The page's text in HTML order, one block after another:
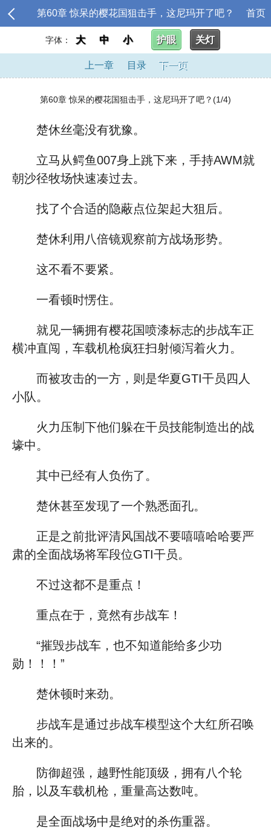
第60章 惊呆的樱花国狙击手，这尼玛开了吧？ 首页
字体： 大 中 小 护眼 关灯
上一章 目录 下一页
第60章 惊呆的樱花国狙击手，这尼玛开了吧？(1/4)
楚休丝毫没有犹豫。
立马从鳄鱼007身上跳下来，手持AWM就
朝沙径牧场快速凑过去。
找了个合适的隐蔽点位架起大狙后。
楚休利用八倍镜观察前方战场形势。
这不看不要紧。
一看顿时愣住。
就见一辆拥有樱花国喷漆标志的步战车正
横冲直闯，车载机枪疯狂扫射倾泻着火力。
而被攻击的一方，则是华夏GTI干员四人
小队。
火力压制下他们躲在干员技能制造出的战
壕中。
其中已经有人负伤了。
楚休甚至发现了一个熟悉面孔。
正是之前批评清风国战不要嘻嘻哈哈要严
肃的全面战场将军段位GTI干员。
不过这都不是重点！
重点在于，竟然有步战车！
“摧毁步战车，也不知道能给多少功
勋！！！”
楚休顿时来劲。
步战车是通过步战车模型这个大红所召唤
出来的。
防御超强，越野性能顶级，拥有八个轮
胎，以及车载机枪，重量高达数吨。
是全面战场中是绝对的杀伤重器。